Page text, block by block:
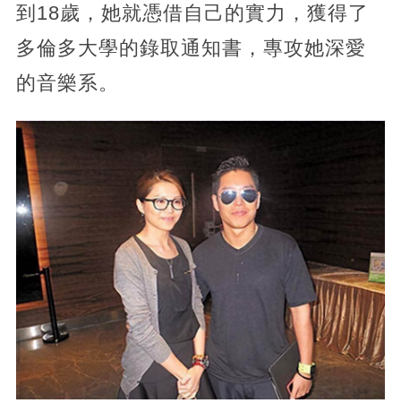
到18歲，她就憑借自己的實力，獲得了
多倫多大學的錄取通知書，專攻她深愛
的音樂系。